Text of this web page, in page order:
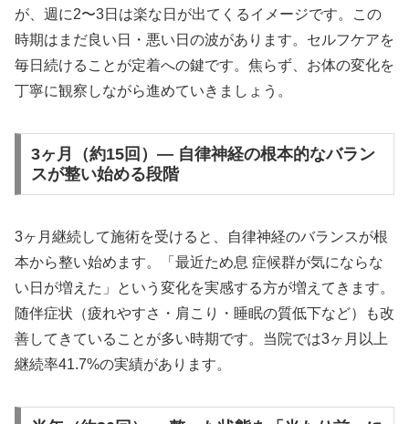
が、週に2〜3日は楽な日が出てくるイメージです。この
時期はまだ良い日・悪い日の波があります。セルフケアを
毎日続けることが定着への鍵です。焦らず、お体の変化を
丁寧に観察しながら進めていきましょう。
3ヶ月（約15回）— 自律神経の根本的なバラン
スが整い始める段階
3ヶ月継続して施術を受けると、自律神経のバランスが根
本から整い始めます。「最近ため息 症候群が気にならな
い日が増えた」という変化を実感する方が増えてきます。
随伴症状（疲れやすさ・肩こり・睡眠の質低下など）も改
善してきていることが多い時期です。当院では3ヶ月以上
継続率41.7%の実績があります。